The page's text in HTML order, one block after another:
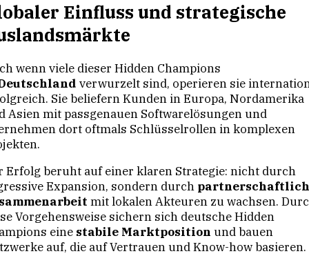
Einfluss und strategische
wenn viele dieser Hidden Champions
verwurzelt sind, operieren sie
Sie beliefern Kunden in Europa, Nordamerika
Asien mit passgenauen Softwarelösungen und
dort oftmals Schlüsselrollen in komplexen
Erfolg beruht auf einer klaren Strategie: nicht durch
Expansion, sondern durch
mit lokalen Akteuren zu wachsen.
Vorgehensweise sichern sich deutsche Hidden
eine stabile Marktposition und bauen
auf, die auf Vertrauen und Know-how basieren.